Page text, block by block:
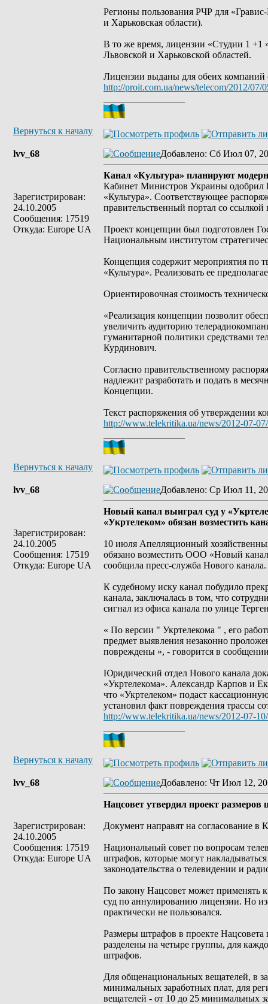
Регионы пользования РЧР для
и Харьковская области).
В то же время, лицензии «Студии 1
Львовской и Харьковской областей.
Лицензии выданы для обеих компаний
http://proit.com.ua/news/telecom/2012/07/
Вернуться к началу
lvv_68
Зарегистрирован:
24.10.2005
Сообщения: 17519
Откуда: Europe UA
Добавлено: Сб Июл 07,
Канал «Культура» планируют
Кабинет Министров Украины одобрил
«Культура». Соответствующее
правительственный портал со ссылкой
Проект концепции был подготовлен
Национальным институтом
Концепция содержит мероприятия по
«Культура». Реализовать ее
Ориентировочная стоимость
«Реализация концепции позволит
увеличить аудиторию
гуманитарной политики средствами
Курдинович.
Согласно правительственному
надлежит разработать и подать в
Концепции.
Текст распоряжения об утверждении
http://www.telekritika.ua/news/2012-07-
Вернуться к началу
lvv_68
Зарегистрирован:
24.10.2005
Сообщения: 17519
Откуда: Europe UA
Добавлено: Ср Июл 11,
Новый канал выиграл суд у
«Укртелеком» обязан возместить
10 июля Апелляционный
обязано возместить ООО «Новый
сообщила пресс-служба Нового канала.
К судебному иску канал побудило
канала, заключалась в том, что
сигнал из офиса канала по улице
« По версии " Укртелекома " , его
предмет выявления незаконно
повреждены », - говорится в
Юридический отдел Нового канала
«Укртелекома». Александр Карпов и
что «Укртелеком» подаст
установил факт повреждения трассы
http://www.telekritika.ua/news/2012-07-
Вернуться к началу
lvv_68
Зарегистрирован:
24.10.2005
Сообщения: 17519
Откуда: Europe UA
Добавлено: Чт Июл 12,
Нацсовет утвердил проект размеров
Документ направят на согласование в
Национальный совет по вопросам
штрафов, которые могут
законодательства о телевидении и
По закону Нацсовет может применять
суд по аннулированию лицензии. Но
практически не пользовался.
Размеры штрафов в проекте
разделены на четыре группы, для
штрафов.
Для общенациональных вещателей, в
минимальных заработных плат, для
вещателей - от 10 до 25 минимальных